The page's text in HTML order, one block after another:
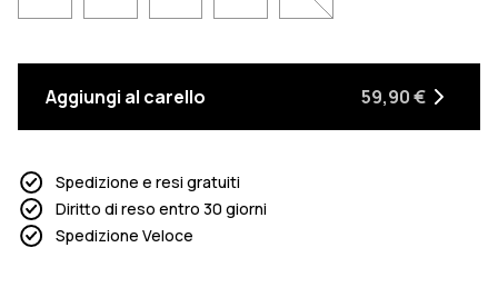
Aggiungi al carello 59,90 €
Spedizione e resi gratuiti
Diritto di reso entro 30 giorni
Spedizione Veloce